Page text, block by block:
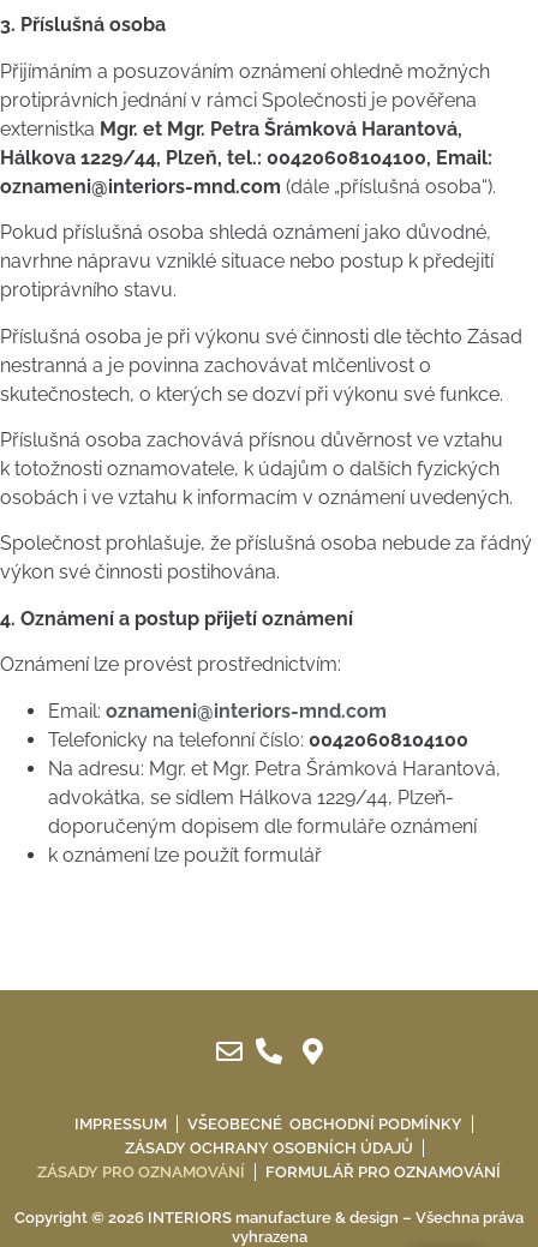
3. Příslušná osoba
Přijímáním a posuzováním oznámení ohledně možných
protiprávních jednání v rámci Společnosti je pověřena
externistka Mgr. et Mgr. Petra Šrámková Harantová,
Hálkova 1229/44, Plzeň, tel.: 00420608104100, Email:
oznameni@interiors-mnd.com (dále „příslušná osoba“).
Pokud příslušná osoba shledá oznámení jako důvodné,
navrhne nápravu vzniklé situace nebo postup k předejití
protiprávního stavu.
Příslušná osoba je při výkonu své činnosti dle těchto Zásad
nestranná a je povinna zachovávat mlčenlivost o
skutečnostech, o kterých se dozví při výkonu své funkce.
Příslušná osoba zachovává přísnou důvěrnost ve vztahu
k totožnosti oznamovatele, k údajům o dalších fyzických
osobách i ve vztahu k informacím v oznámení uvedených.
Společnost prohlašuje, že příslušná osoba nebude za řádný
výkon své činnosti postihována.
4. Oznámení a postup přijetí oznámení
Oznámení lze provést prostřednictvím:
Email: oznameni@interiors-mnd.com
Telefonicky na telefonní číslo: 00420608104100
Na adresu: Mgr. et Mgr. Petra Šrámková Harantová,
advokátka, se sídlem Hálkova 1229/44, Plzeň-
doporučeným dopisem dle formuláře oznámení
k oznámení lze použít formulář
IMPRESSUM
VŠEOBECNÉ OBCHODNÍ PODMÍNKY
ZÁSADY OCHRANY OSOBNÍCH ÚDAJŮ
ZÁSADY PRO OZNAMOVÁNÍ
FORMULÁŘ PRO OZNAMOVÁNÍ
Copyright © 2026 INTERIORS manufacture & design – Všechna práva
vyhrazena